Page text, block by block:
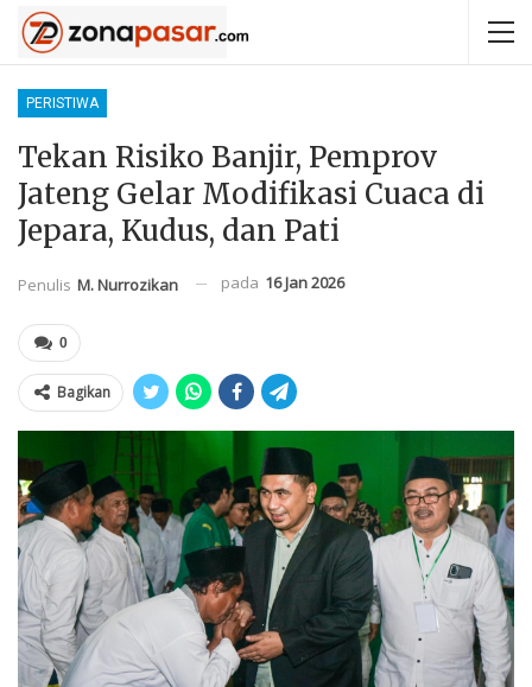
PERISTIWA
Tekan Risiko Banjir, Pemprov
Jateng Gelar Modifikasi Cuaca di
Jepara, Kudus, dan Pati
Penulis M. Nurrozikan pada 16 Jan 2026
0
Bagikan